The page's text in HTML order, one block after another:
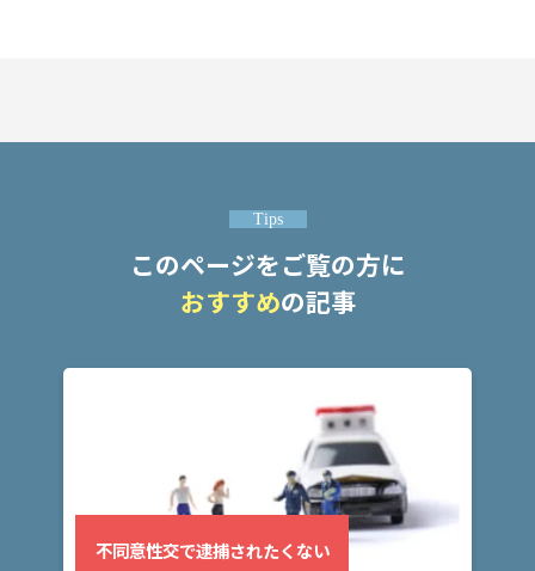
Tips
このページをご覧の方に
おすすめの記事
不同意性交で逮捕されたくない